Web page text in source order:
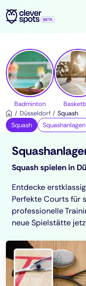
cleverspots - Sport
Badminton
Düsseldorf
Squash
Squash
Squashanlagen
Squash spielen in
Entdecke
Perfekte Courts für
professionelle
neue Spielstätte